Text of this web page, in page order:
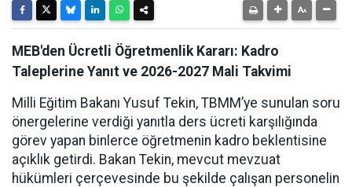
MEB'den Ücretli Öğretmenlik Kararı: Kadro
Taleplerine Yanıt ve 2026-2027 Mali Takvimi
Milli Eğitim Bakanı Yusuf Tekin, TBMM’ye sunulan soru
önergelerine verdiği yanıtla ders ücreti karşılığında
görev yapan binlerce öğretmenin kadro beklentisine
açıklık getirdi. Bakan Tekin, mevcut mevzuat
hükümleri çerçevesinde bu şekilde çalışan personelin